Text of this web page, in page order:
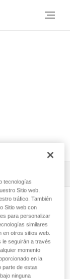
o mixto.
tecnologías
Sitio web,
tráfico. También
Sitio web con
para personalizar
similares
en otros sitios web.
le seguirán a través
momento
en la
parte de estas
ninguna